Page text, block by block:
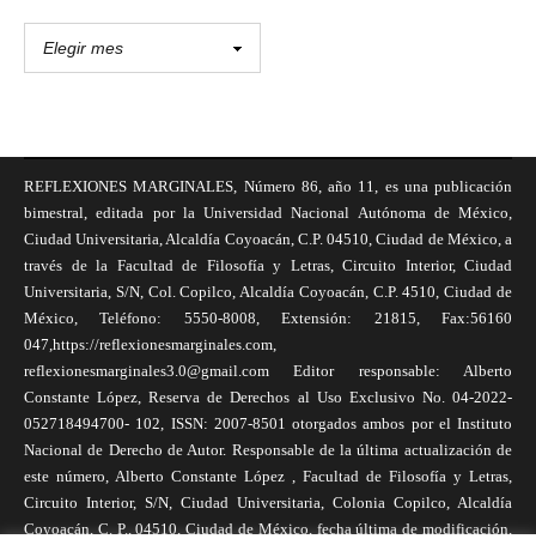
REFLEXIONES MARGINALES, Número 86, año 11, es una publicación
bimestral, editada por la Universidad Nacional Autónoma de México,
Ciudad Universitaria, Alcaldía Coyoacán, C.P. 04510, Ciudad de México, a
través de la Facultad de Filosofía y Letras, Circuito Interior, Ciudad
Universitaria, S/N, Col. Copilco, Alcaldía Coyoacán, C.P. 4510, Ciudad de
México, Teléfono: 5550-8008, Extensión: 21815, Fax:56160
047,https://reflexionesmarginales.com,
reflexionesmarginales3.0@gmail.com Editor responsable: Alberto
Constante López, Reserva de Derechos al Uso Exclusivo No. 04-2022-
052718494700- 102, ISSN: 2007-8501 otorgados ambos por el Instituto
Nacional de Derecho de Autor. Responsable de la última actualización de
este número, Alberto Constante López , Facultad de Filosofía y Letras,
Circuito Interior, S/N, Ciudad Universitaria, Colonia Copilco, Alcaldía
Coyoacán, C. P., 04510, Ciudad de México, fecha última de modificación,